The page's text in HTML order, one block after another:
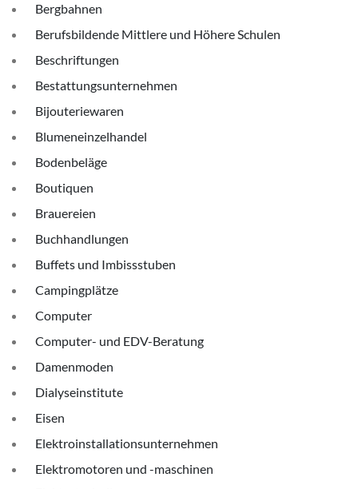
Bergbahnen
Berufsbildende Mittlere und Höhere Schulen
Beschriftungen
Bestattungsunternehmen
Bijouteriewaren
Blumeneinzelhandel
Bodenbeläge
Boutiquen
Brauereien
Buchhandlungen
Buffets und Imbissstuben
Campingplätze
Computer
Computer- und EDV-Beratung
Damenmoden
Dialyseinstitute
Eisen
Elektroinstallationsunternehmen
Elektromotoren und -maschinen